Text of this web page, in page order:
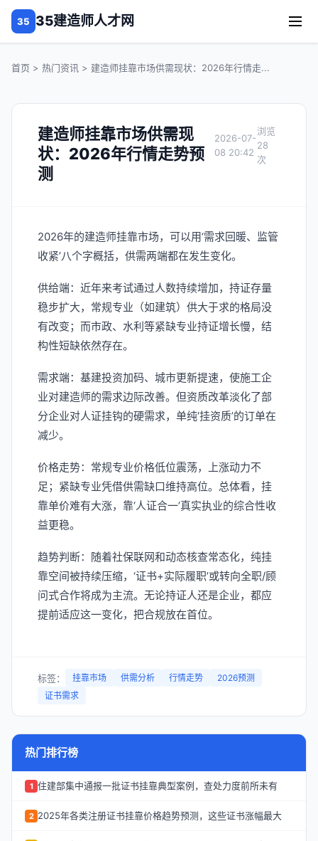
35 35建造师人才网
首页 > 热门资讯 > 建造师挂靠市场供需现状：2026年行情走...
建造师挂靠市场供需现
状：2026年行情走势预
测
2026-07-
08 20:42
28
2026年的建造师挂靠市场，可以用‘需求回暖、监管
收紧’八个字概括，供需两端都在发生变化。
供给端：近年来考试通过人数持续增加，持证存量
稳步扩大，常规专业（如建筑）供大于求的格局没
有改变；而市政、水利等紧缺专业持证增长慢，结
构性短缺依然存在。
需求端：基建投资加码、城市更新提速，使施工企
业对建造师的需求边际改善。但资质改革淡化了部
分企业对人证挂钩的硬需求，单纯‘挂资质’的订单在
减少。
价格走势：常规专业价格低位震荡，上涨动力不
足；紧缺专业凭借供需缺口维持高位。总体看，挂
靠单价难有大涨，靠‘人证合一’真实执业的综合性收
益更稳。
趋势判断：随着社保联网和动态核查常态化，纯挂
靠空间被持续压缩，‘证书+实际履职’或转向全职/顾
问式合作将成为主流。无论持证人还是企业，都应
提前适应这一变化，把合规放在首位。
标签： 挂靠市场 供需分析 行情走势
2026预测
证书需求
热门排行榜
1 住建部集中通报一批证书挂靠典型案例，查处力度前所未有
2 2025年各类注册证书挂靠价格趋势预测，这些证书涨幅最大